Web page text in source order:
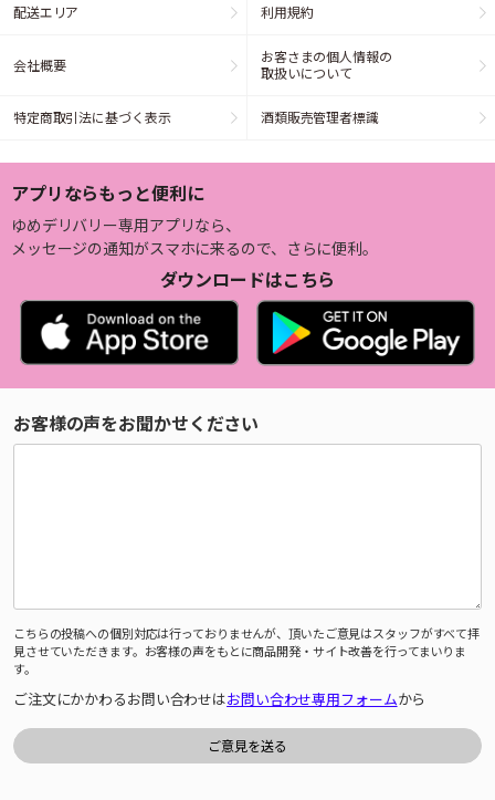
配送エリア 利用規約
会社概要
お客さまの個人情報の
取扱いについて
特定商取引法に基づく表示 酒類販売管理者標識
アプリならもっと便利に
ゆめデリバリー専用アプリなら、
メッセージの通知がスマホに来るので、さらに便利。
ダウンロードはこちら
お客様の声をお聞かせください
こちらの投稿への個別対応は行っておりませんが、頂いたご意見はスタッフがすべて拝
見させていただきます。お客様の声をもとに商品開発・サイト改善を行ってまいりま
す。
ご注文にかかわるお問い合わせはお問い合わせ専用フォームから